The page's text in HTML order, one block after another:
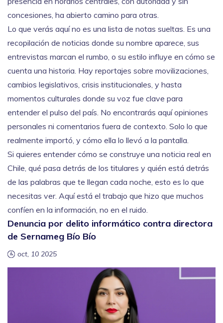
concesiones, ha abierto camino para otras.
Lo que verás aquí no es una lista de notas sueltas. Es una
recopilación de noticias donde su nombre aparece, sus
entrevistas marcan el rumbo, o su estilo influye en cómo se
cuenta una historia. Hay reportajes sobre movilizaciones,
cambios legislativos, crisis institucionales, y hasta
momentos culturales donde su voz fue clave para
entender el pulso del país. No encontrarás aquí opiniones
personales ni comentarios fuera de contexto. Solo lo que
realmente importó, y cómo ella lo llevó a la pantalla.
Si quieres entender cómo se construye una noticia real en
Chile, qué pasa detrás de los titulares y quién está detrás
de las palabras que te llegan cada noche, esto es lo que
necesitas ver. Aquí está el trabajo que hizo que muchos
confíen en la información, no en el ruido.
Denuncia por delito informático contra directora
de Sernameg Bío Bío
oct, 10 2025